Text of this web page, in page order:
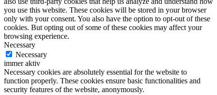
you use this website. These cookies will be stored in your browser
only with your consent. You also have the option to opt-out of these
cookies. But opting out of some of these cookies may affect your
browsing experience.
Necessary
Necessary
immer aktiv
Necessary cookies are absolutely essential for the website to
function properly. These cookies ensure basic functionalities and
security features of the website, anonymously.